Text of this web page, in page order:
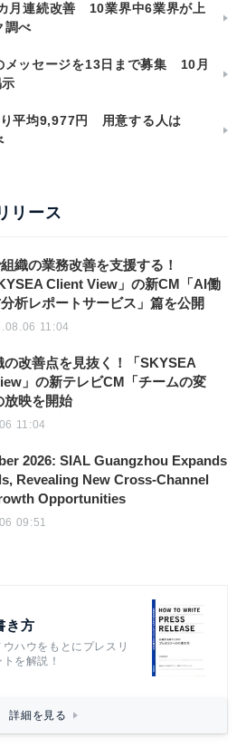
月連続改善 10業界中6業界が上
調べ
メッセージを13日まで募集 10月
平均9,977円 用意する人は
リース
織の業務改善を支援する！
Client View」の新CM「AI働
析レポートサービス」篇を公開
11:04
の改善点を見抜く！「SKYSEA
」の新テレビCM「チームの変
放映を開始
11:04
2026: SIAL Guangzhou Expands
Revealing New Cross-Channel
Opportunities
09:51
き方
ハウをもとにプレスリ
を解説！
詳細を見る